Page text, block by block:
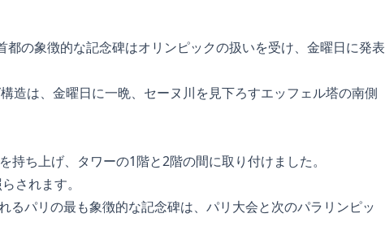
の象徴的な記念碑はオリンピックの扱いを受け、金曜日に発表
造は、金曜日に一晩、セーヌ川を見下ろすエッフェル塔の南側
ち上げ、タワーの1階と2階の間に取り付けました。
されます。
るパリの最も象徴的な記念碑は、パリ大会と次のパラリンピッ